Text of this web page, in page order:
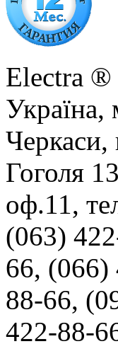
Electra ®
Україна,
Черкаси,
Гоголя
оф.11,
(063)
66, (066)
88-66,
422-88-